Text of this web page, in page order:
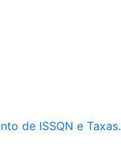
de ISSQN e Taxas.